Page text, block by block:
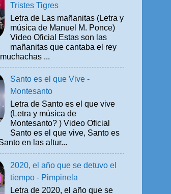
Tristes Tigres
Letra de Las mañanitas (Letra y
música de Manuel M. Ponce)
Video Oficial Estas son las
mañanitas que cantaba el rey
...
Santo es el que Vive -
Montesanto
Letra de Santo es el que vive
(Letra y música de
Montesanto? ) Video Oficial
Santo es el que vive, Santo es
en las altur...
2020, el año que se detuvo el
tiempo - Pimpinela
Letra de 2020, el año que se